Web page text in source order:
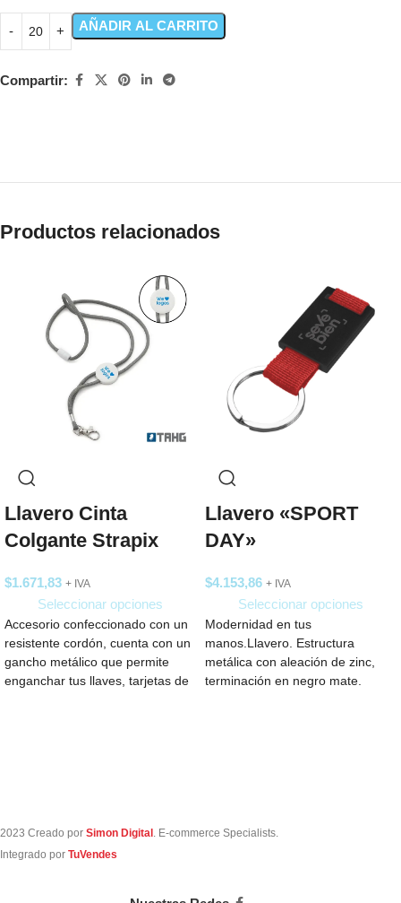
AÑADIR AL CARRITO
Compartir:
Productos relacionados
Llavero Cinta
Colgante Strapix
$1.671,83 + IVA
Seleccionar opciones
Accesorio confeccionado con un
resistente cordón, cuenta con un
gancho metálico que permite
enganchar tus llaves, tarjetas de
Llavero «SPORT
DAY»
$4.153,86 + IVA
Seleccionar opciones
Modernidad en tus
manos.Llavero. Estructura
metálica con aleación de zinc,
terminación en negro mate.
2023 Creado por Simon Digital . E-commerce Specialists.
Integrado por TuVendes